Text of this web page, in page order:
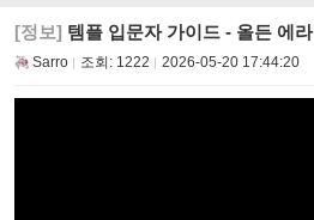
[정보] 템플 입문자 가이드 - 올든 에라
Sarro 조회: 1222 2026-05-20 17:44:20